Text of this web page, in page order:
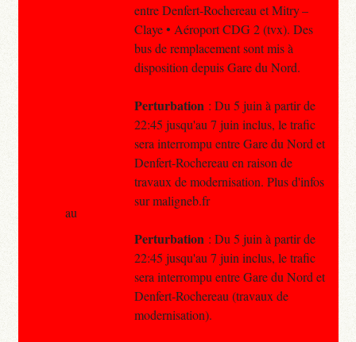
entre Denfert-Rochereau et Mitry –
Claye • Aéroport CDG 2 (tvx). Des
bus de remplacement sont mis à
disposition depuis Gare du Nord.
Perturbation : Du 5 juin à partir de
22:45 jusqu'au 7 juin inclus, le trafic
sera interrompu entre Gare du Nord et
Denfert-Rochereau en raison de
travaux de modernisation. Plus d'infos
sur maligneb.fr
Perturbation : Du 5 juin à partir de
22:45 jusqu'au 7 juin inclus, le trafic
sera interrompu entre Gare du Nord et
Denfert-Rochereau (travaux de
modernisation).
au